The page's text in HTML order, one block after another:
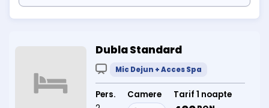
Dubla Standard
Mic Dejun + Acces Spa
Pers. Camere Tarif 1 noapte